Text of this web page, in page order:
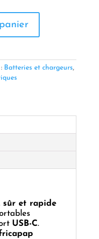
Batteries et chargeurs,
sûr et rapide
USB-C.